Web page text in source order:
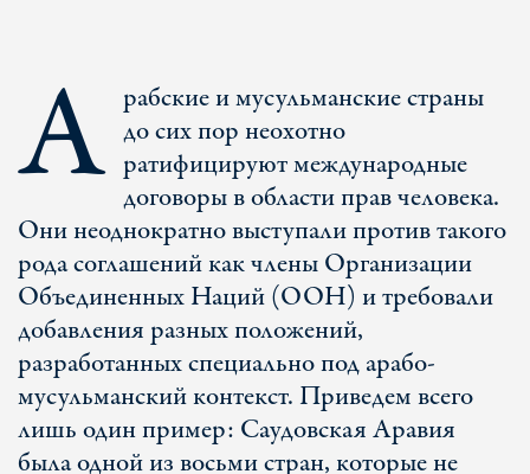
А рабские и мусульманские страны
до сих пор неохотно
ратифицируют международные
договоры в области прав человека.
Они неоднократно выступали против такого
рода соглашений как члены Организации
Объединенных Наций (ООН) и требовали
добавления разных положений,
разработанных специально под арабо-
мусульманский контекст. Приведем всего
лишь один пример: Саудовская Аравия
была одной из восьми стран, которые не